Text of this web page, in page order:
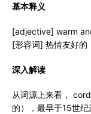
基本释义
[adjective] warm
[形容词] 热情友好的
深入解读
从词源上来看，
的），最早于15世纪